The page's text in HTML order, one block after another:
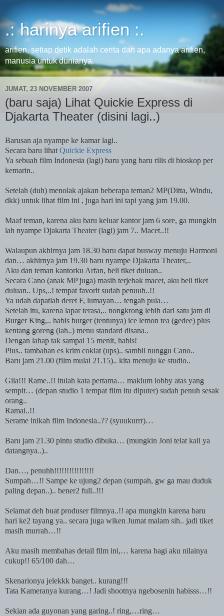
.: harinya arifien :.
arifien, setiap detik adalah cerita dan apa adanya arifien,
manusia untuk dunianya.
JUMAT, 23 NOVEMBER 2007
(baru saja) Lihat Quickie Express di
Djakarta Theater (disini lagi..)
Barusan aja nyampe ke kamar lagi..
Secara baru lihat Quickie Express
Ya sebuah film Indonesia (lagi) baru yang baru rilis di bioskop per
kemarin..
Setelah (duh) menolak ajakan beberapa teman2 MP(Ditta, Windu,
dkk) untuk lihat film ini , juga hari ini tapi yang jam 19.00.
Maaf teman, karena aku baru keluar kantor jam 6 sore, ga mungkin
lah nyampe Djakarta Theater (lagi) jam 7.. Macet..!!
Walaupun akhirnya jam 18.30 baru dapat busway menuju Harmoni
dan… akhirnya jam 19.30 baru nyampe Djakarta Theater,..
Aku dan teman kantorku Arfan, beli tiket duluan..
Secara Cano (anak MP juga) masih terjebak macet, aku beli tiket
duluan.. Ups,..! tempat favorit sudah penuuh..!!
Ya udah dapatlah deret F, lumayan… tengah pula…
Setelah itu, karena lapar terasa,.. nongkrong lebih dari satu jam di
Burger King,.. habis burger (tentunya) ice lemon tea (gedee) plus
kentang goreng (lah..) menu standard disana..
Dengan lahap tak sampai 15 menit, habis!
Plus.. tambahan es krim coklat (ups).. sambil nunggu Cano..
Baru jam 21.00 (film mulai 21.15).. kita menuju ke studio..
Gila!!! Rame..!! itulah kata pertama… maklum lobby atas yang
sempit… (depan studio 1 tempat film itu diputer) sudah penuh sesak
orang..
Ramai..!!
Serame inikah film Indonesia..?? (syuukurrr)…
Baru jam 21.30 pintu studio dibuka… (mungkin Joni telat kali ya
datangnya..)..
Dan…, penuhh!!!!!!!!!!!!!!!!
Sumpah…!! Sampe ke ujung2 depan (sumpah, gw ga mau duduk
paling depan..).. bener2 full..!!!
Selamat deh buat produser filmnya..!! apa mungkin karena baru
hari ke2 tayang ya.. secara juga wiken Jumat malam sih.. jadi tiket
masih murrah…!!
Aku masih membahas detail film ini,… karena bagi aku nilainya
cukup!! 65/100 dah…
Skenarionya jelekkk banget.. kurang!!!
Tata Kameranya kurang…! Jadi shootnya ngebosenin habisss…!!
Sekian ada guyonan yang garing..! ring,…ring…